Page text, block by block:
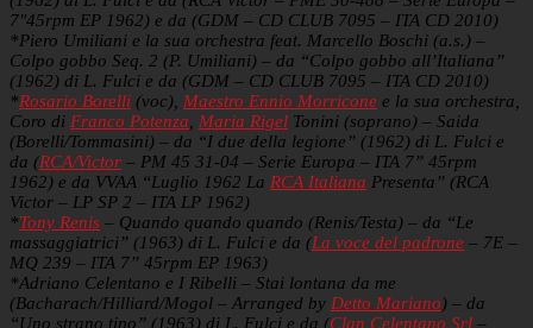
7″45rpm EP 1962) e da (GDM – CD CLUB 7095 – ITA CD 2010)
*Piero Umiliani e la sua orchestra feat. Marcello Boschi (a.s.) –
Colpo gobbo Seq. 2 (P. Umiliani) – da “Colpo gobbo all’Italiana”
(1962) di L. Fulci e da (GDM – CD CLUB 7095 – ITA CD 2010)
*Rosario Borelli (voc), Maestro Ennio Morricone e la sua orchestra,
Coro di Franco Potenza Maria Rigel Tonini (soprano) – Saida
(Borelli/Tommasini) – da “I due della legione” (1962) di L. Fulci e
da (RCA/Victor – PM 45 31-04 – Serie Europa – ITA 7” 45rpm
1962) e da VVAA “Luglio 1962 La RCA Italiana Presenta” (RCA
Victor – LP SP 2 – ITA LP 1962)
*Tony Renis – Quando quando quando (Renis/Testa) – da “Le
massaggiatrici” (1963) di L. Fulci e da (La voce del padrone ‎– 7E –
MQ 239 – ITA 7” 45rpm EP 1963)
*Adriano Celentano e I Ribelli – Stai lontana da me
(Bacharach/Hilliard/Mogol – Arranged by Detto Mariano) – da
“Uno strano tipo” (1963) di L. Fulci e da (Clan Celentano Srl –